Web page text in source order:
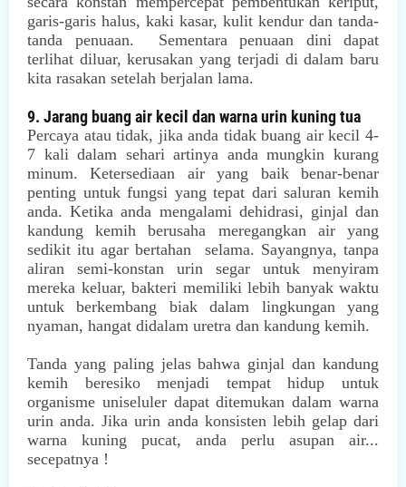
garis-garis halus, kaki kasar, kulit kendur dan tanda-
tanda penuaan. Sementara penuaan dini dapat
terlihat diluar, kerusakan yang terjadi di dalam baru
kita rasakan setelah berjalan lama.
9. Jarang buang air kecil dan warna urin kuning tua
Percaya atau tidak, jika anda tidak buang air kecil 4-
7 kali dalam sehari artinya anda mungkin kurang
minum. Ketersediaan air yang baik benar-benar
penting untuk fungsi yang tepat dari saluran kemih
anda. Ketika anda mengalami dehidrasi, ginjal dan
kandung kemih berusaha meregangkan air yang
sedikit itu agar bertahan selama. Sayangnya, tanpa
aliran semi-konstan urin segar untuk menyiram
mereka keluar, bakteri memiliki lebih banyak waktu
untuk berkembang biak dalam lingkungan yang
nyaman, hangat didalam uretra dan kandung kemih.
Tanda yang paling jelas bahwa ginjal dan kandung
kemih beresiko menjadi tempat hidup untuk
organisme uniseluler dapat ditemukan dalam warna
urin anda. Jika urin anda konsisten lebih gelap dari
warna kuning pucat, anda perlu asupan air...
secepatnya !